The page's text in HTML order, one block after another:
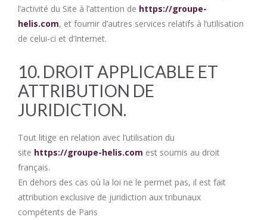
l’activité du Site à l’attention de https://groupe-
helis.com, et fournir d’autres services relatifs à l’utilisation
de celui-ci et d’Internet.
10. DROIT APPLICABLE ET
ATTRIBUTION DE
JURIDICTION.
Tout litige en relation avec l’utilisation du
site https://groupe-helis.com est soumis au droit
français.
En dehors des cas où la loi ne le permet pas, il est fait
attribution exclusive de juridiction aux tribunaux
compétents de Paris